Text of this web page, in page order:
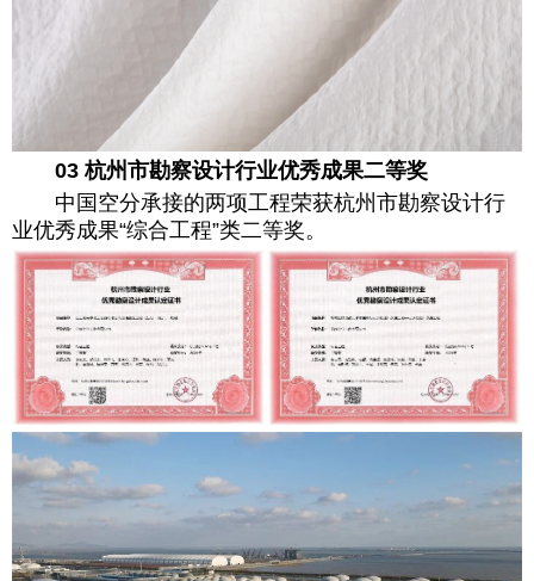
03 杭州市勘察设计行业优秀成果二等奖
中国空分承接的两项工程荣获杭州市勘察设计行
业优秀成果“综合工程”类二等奖。